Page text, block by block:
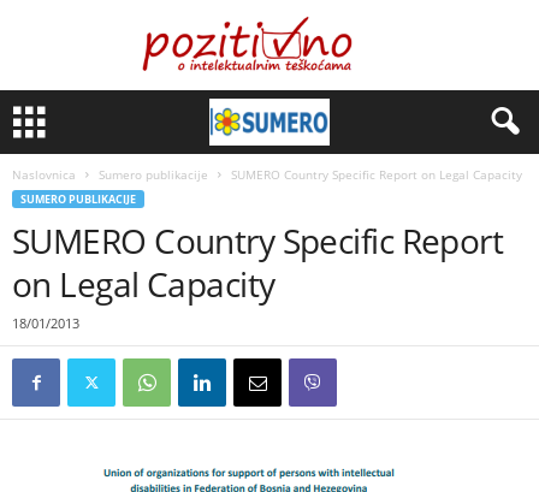
Naslovnica Sumero publikacije SUMERO Country Specific Report on Legal Capacity
SUMERO PUBLIKACIJE
SUMERO Country Specific Report
on Legal Capacity
18/01/2013